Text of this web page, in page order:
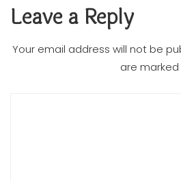
Leave a Reply
Your email address will not be
are marked